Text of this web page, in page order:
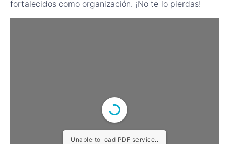
fortalecidos como organización. ¡No te lo pierdas!
Unable to load PDF service..